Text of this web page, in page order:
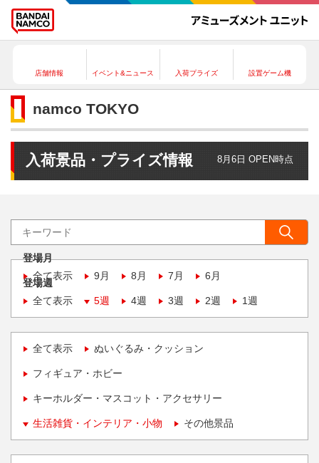
店舗情報 イベント&ニュース 入荷プライズ 設置ゲーム機
namco TOKYO
入荷景品・プライズ情報 8月6日 OPEN時点
登場月
全て表示
9月 8月 7月 6月
登場週
全て表示
5週 4週 3週 2週 1週
全て表示 ぬいぐるみ・クッション
フィギュア・ホビー
キーホルダー・マスコット・アクセサリー
生活雑貨・インテリア・小物 その他景品